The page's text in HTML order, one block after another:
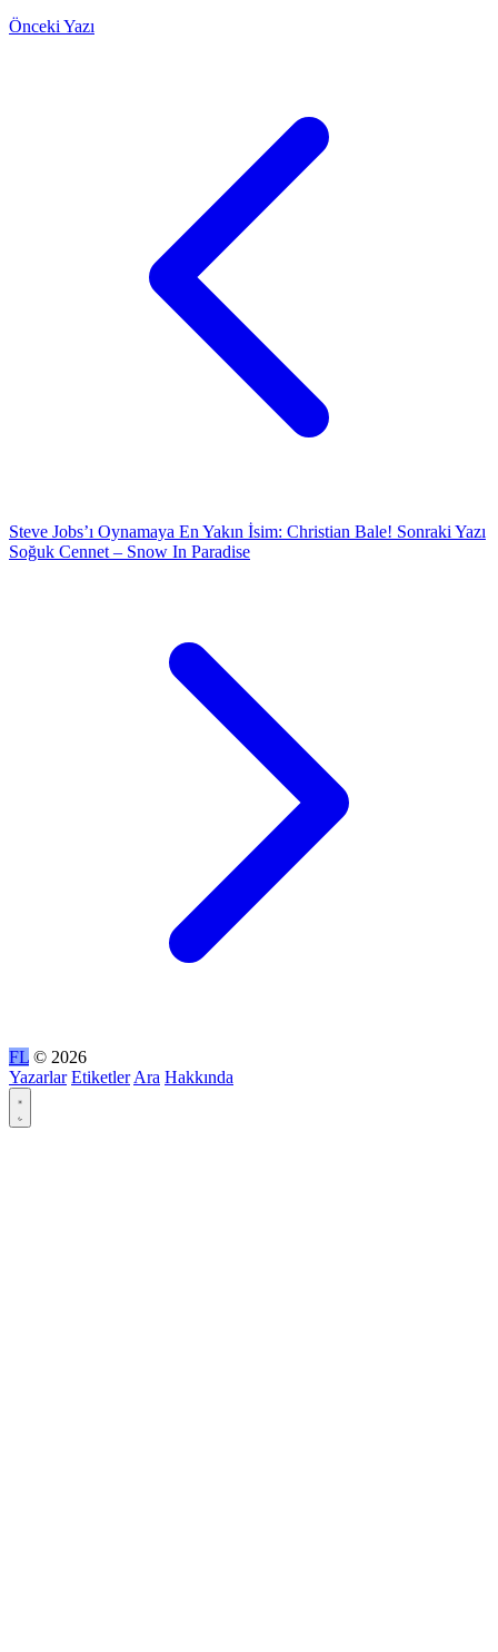
Önceki Yazı
Steve Jobs’ı Oynamaya En Yakın İsim: Christian Bale! Sonraki Yazı
Soğuk Cennet – Snow In Paradise
FL © 2026
Yazarlar Etiketler Ara Hakkında